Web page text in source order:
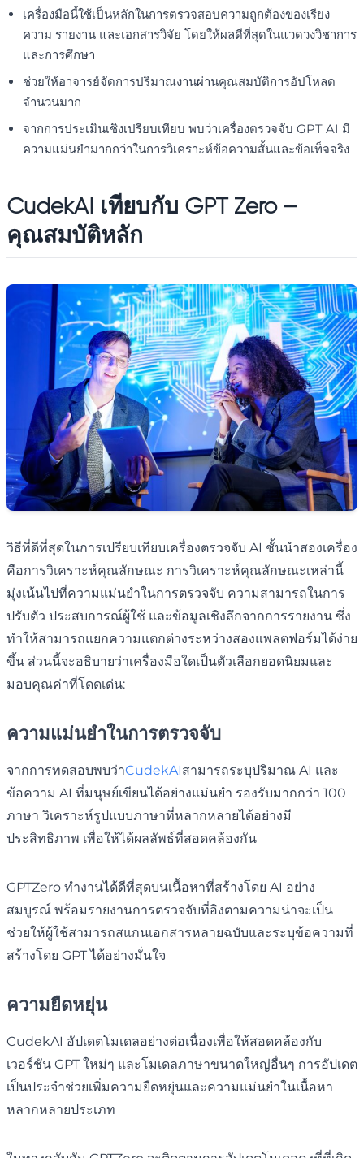
เครื่องมือนี้ใช้เป็นหลักในการตรวจสอบความถูกต้องของเรียง
ความ รายงาน และเอกสารวิจัย โดยให้ผลดีที่สุดในแวดวงวิชาการ
และการศึกษา
ช่วยให้อาจารย์จัดการปริมาณงานผ่านคุณสมบัติการอัปโหลด
จำนวนมาก
จากการประเมินเชิงเปรียบเทียบ พบว่าเครื่องตรวจจับ GPT AI มี
ความแม่นยำมากกว่าในการวิเคราะห์ข้อความสั้นและข้อเท็จจริง
CudekAI เทียบกับ GPT Zero –
คุณสมบัติหลัก
วิธีที่ดีที่สุดในการเปรียบเทียบเครื่องตรวจจับ AI ชั้นนำสองเครื่อง
คือการวิเคราะห์คุณลักษณะ การวิเคราะห์คุณลักษณะเหล่านี้
มุ่งเน้นไปที่ความแม่นยำในการตรวจจับ ความสามารถในการ
ปรับตัว ประสบการณ์ผู้ใช้ และข้อมูลเชิงลึกจากการรายงาน ซึ่ง
ทำให้สามารถแยกความแตกต่างระหว่างสองแพลตฟอร์มได้ง่าย
ขึ้น ส่วนนี้จะอธิบายว่าเครื่องมือใดเป็นตัวเลือกยอดนิยมและ
มอบคุณค่าที่โดดเด่น:
ความแม่นยำในการตรวจจับ
จากการทดสอบพบว่าCudekAIสามารถระบุปริมาณ AI และ
ข้อความ AI ที่มนุษย์เขียนได้อย่างแม่นยำ รองรับมากกว่า 100
ภาษา วิเคราะห์รูปแบบภาษาที่หลากหลายได้อย่างมี
ประสิทธิภาพ เพื่อให้ได้ผลลัพธ์ที่สอดคล้องกัน
GPTZero ทำงานได้ดีที่สุดบนเนื้อหาที่สร้างโดย AI อย่าง
สมบูรณ์ พร้อมรายงานการตรวจจับที่อิงตามความน่าจะเป็น
ช่วยให้ผู้ใช้สามารถสแกนเอกสารหลายฉบับและระบุข้อความที่
สร้างโดย GPT ได้อย่างมั่นใจ
ความยืดหยุ่น
CudekAI อัปเดตโมเดลอย่างต่อเนื่องเพื่อให้สอดคล้องกับ
เวอร์ชัน GPT ใหม่ๆ และโมเดลภาษาขนาดใหญ่อื่นๆ การอัปเดต
เป็นประจำช่วยเพิ่มความยืดหยุ่นและความแม่นยำในเนื้อหา
หลากหลายประเภท